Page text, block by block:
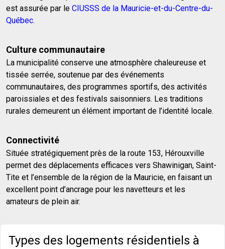
est assurée par le CIUSSS de la Mauricie-et-du-Centre-du-
Québec.
Culture communautaire
La municipalité conserve une atmosphère chaleureuse et
tissée serrée, soutenue par des événements
communautaires, des programmes sportifs, des activités
paroissiales et des festivals saisonniers. Les traditions
rurales demeurent un élément important de l’identité locale.
Connectivité
Située stratégiquement près de la route 153, Hérouxville
permet des déplacements efficaces vers Shawinigan, Saint-
Tite et l’ensemble de la région de la Mauricie, en faisant un
excellent point d’ancrage pour les navetteurs et les
amateurs de plein air.
Types des logements résidentiels à